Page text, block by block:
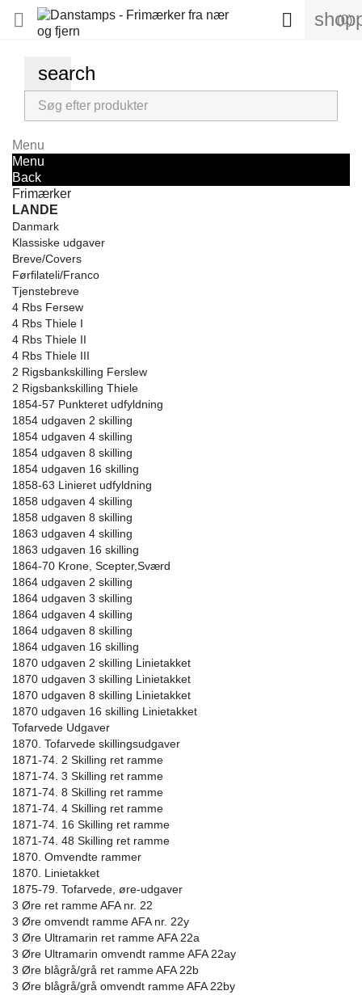
 (0)

search
Menu
Menu
Back
Frimærker
LANDE
Danmark
Klassiske udgaver
Breve/Covers
Førfilateli/Franco
Tjenstebreve
4 Rbs Fersew
4 Rbs Thiele I
4 Rbs Thiele II
4 Rbs Thiele III
2 Rigsbankskilling Ferslew
2 Rigsbankskilling Thiele
1854-57 Punkteret udfyldning
1854 udgaven 2 skilling
1854 udgaven 4 skilling
1854 udgaven 8 skilling
1854 udgaven 16 skilling
1858-63 Linieret udfyldning
1858 udgaven 4 skilling
1858 udgaven 8 skilling
1863 udgaven 4 skilling
1863 udgaven 16 skilling
1864-70 Krone, Scepter,Sværd
1864 udgaven 2 skilling
1864 udgaven 3 skilling
1864 udgaven 4 skilling
1864 udgaven 8 skilling
1864 udgaven 16 skilling
1870 udgaven 2 skilling Linietakket
1870 udgaven 3 skilling Linietakket
1870 udgaven 8 skilling Linietakket
1870 udgaven 16 skilling Linietakket
Tofarvede Udgaver
1870. Tofarvede skillingsudgaver
1871-74. 2 Skilling ret ramme
1871-74. 3 Skilling ret ramme
1871-74. 8 Skilling ret ramme
1871-74. 4 Skilling ret ramme
1871-74. 16 Skilling ret ramme
1871-74. 48 Skilling ret ramme
1870. Omvendte rammer
1870. Linietakket
1875-79. Tofarvede, øre-udgaver
3 Øre ret ramme AFA nr. 22
3 Øre omvendt ramme AFA nr. 22y
3 Øre Ultramarin ret ramme AFA 22a
3 Øre Ultramarin omvendt ramme AFA 22ay
3 Øre blågrå/grå ret ramme AFA 22b
3 Øre blågrå/grå omvendt ramme AFA 22by